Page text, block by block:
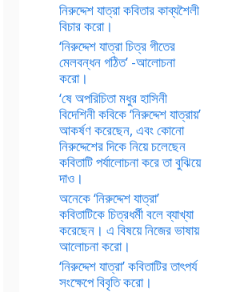
নিরুদ্দেশ যাত্রা কবিতার কাব্যশৈলী
বিচার করো।
‘নিরুদ্দেশ যাত্রা চিত্র গীতের
মেলবন্ধন গঠিত’ -আলোচনা
করো।
‘ষে অপরিচিতা মধুর হাসিনী
বিদেশিনী কবিকে ‘নিরুদ্দেশ যাত্রায়’
আকর্ষণ করেছেন, এবং কোনো
নিরুদ্দেশের দিকে নিয়ে চলেছেন
কবিতাটি পর্যালোচনা করে তা বুঝিয়ে
দাও।
অনেকে ‘নিরুদ্দেশ যাত্রা’
কবিতাটিকে চিত্রধর্মী বলে ব্যাখ্যা
করেছেন। এ বিষয়ে নিজের ভাষায়
আলোচনা করো।
‘নিরুদ্দেশ যাত্রা’ কবিতাটির তাৎপর্য
সংক্ষেপে বিবৃতি করো।